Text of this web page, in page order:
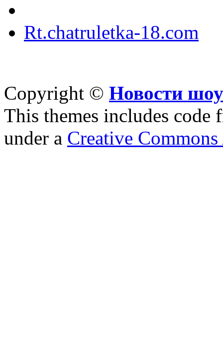
Rt.chatruletka-18.com
Copyright © Новости
This themes includes code
under a Creative